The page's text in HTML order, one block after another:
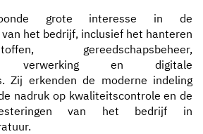
grote interesse in de
het bedrijf, inclusief het hanteren
gereedschapsbeheer,
verwerking en digitale
Zij erkenden de moderne indeling
nadruk op kwaliteitscontrole en de
van het bedrijf in